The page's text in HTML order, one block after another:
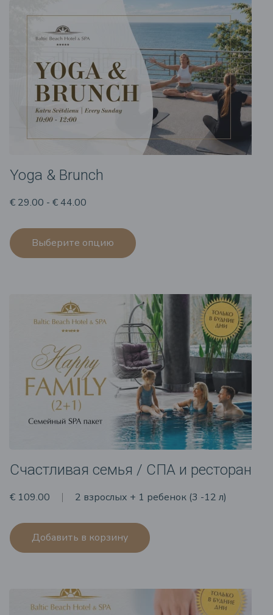
Yoga & Brunch
€ 29.00 - € 44.00
Выберите опцию
Счастливая семья / СПА и ресторан
€ 109.00 2 взрослых + 1 ребенок (3 -12 л)
Добавить в корзину